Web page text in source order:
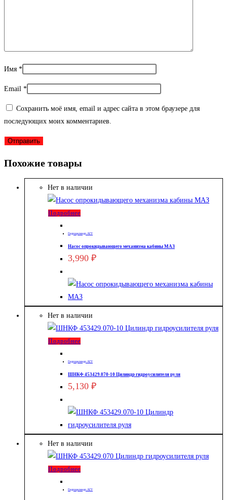
Имя *
Email *
Сохранить моё имя, email и адрес сайта в этом браузере для
последующих моих комментариев.
Похожие товары
Нет в наличии
Подробнее
Гидроцилиндр АГУ
Насос опрокидывающего механизма кабины МАЗ
3,990 ₽
Нет в наличии
Подробнее
Гидроцилиндр АГУ
ШНКФ 453429.070-10 Цилиндр гидроусилителя руля
5,130 ₽
Нет в наличии
Подробнее
Гидроцилиндр АГУ